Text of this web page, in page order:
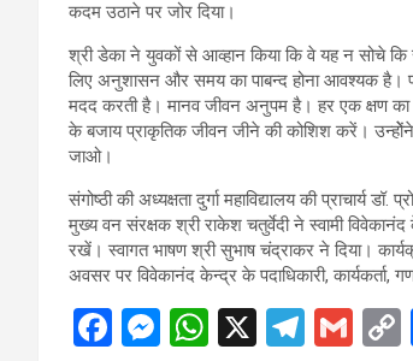
कदम उठाने पर जोर दिया।
श्री डेका ने युवकों से आव्हान किया कि वे यह न सोचे
लिए अनुशासन और समय का पाबन्द होना आवश्यक है।
मदद करती है। मानव जीवन अनुपम है। हर एक क्षण
के बजाय प्राकृतिक जीवन जीने की कोशिश करें।
जाओ।
संगोष्ठी की अध्यक्षता दुर्गा महाविद्यालय की प्राचार्य
मुख्य वन संरक्षक श्री राकेश चतुर्वेदी ने स्वामी
रखें। स्वागत भाषण श्री सुभाष चंद्राकर ने दिया।
अवसर पर विवेकानंद केन्द्र के पदाधिकारी, कार्यकर्ता,
F
M W X
T
G